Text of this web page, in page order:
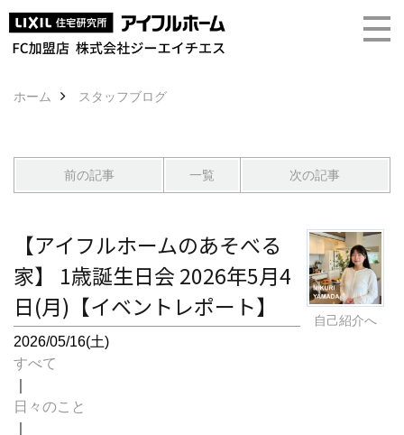
ホーム スタッフブログ
前の記事 一覧 次の記事
自己紹介へ
【アイフルホームのあそべる
家】 1歳誕生日会 2026年5月4
日(月)【イベントレポート】
2026/05/16(土)
すべて
日々のこと